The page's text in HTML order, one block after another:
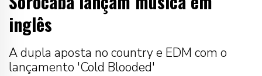
inglês
A dupla aposta no country e EDM com o
lançamento 'Cold Blooded'